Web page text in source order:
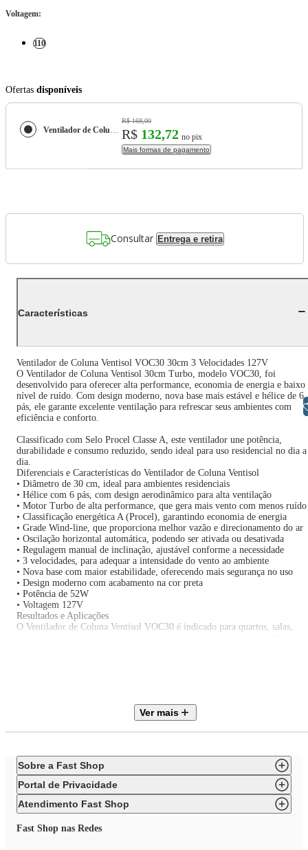
Voltagem:
110
Ofertas disponíveis
Ventilador de Coluna Ventisol 30cm Turbo 6 Pás Preto VOC30 - 127 Volts
R$ 168,00
R$ 132,72 no pix
Mais formas de pagamento
Consultar Entrega e retira
Características
Ventilador de Coluna Ventisol VOC30 30cm 3 Velocidades 127V
O Ventilador de Coluna Ventisol 30cm Turbo, modelo VOC30, foi
desenvolvido para oferecer alta performance, economia de energia e baixo
nível de ruído. Com design moderno, nova base mais estável e hélice de 6
pás, ele garante excelente ventilação para refrescar seus ambientes com
eficiência e conforto.
Classificado com Selo Procel Classe A, este ventilador une potência,
durabilidade e consumo reduzido, sendo ideal para uso residencial no dia a
dia.
Diferenciais e Características do Ventilador de Coluna Ventisol
• Diâmetro de 30 cm, ideal para ambientes residenciais
• Hélice com 6 pás, com design aerodinâmico para alta ventilação
• Motor Turbo de alta performance, que gera mais vento com menos ruído
• Classificação energética A (Procel), garantindo economia de energia
• Grade Wind-line, que proporciona melhor vazão e direcionamento do ar
• Oscilação horizontal automática, podendo ser ativada ou desativada
• Regulagem manual de inclinação, ajustável conforme a necessidade
• 3 velocidades, para adequar a intensidade do vento ao ambiente
• Nova base com maior estabilidade, oferecendo mais segurança no uso
• Design moderno com acabamento na cor preta
• Potência de 52W
• Voltagem 127V
Resultados e Aplicações
O Ventilador de Coluna Ventisol VOC30 é indicado para quartos, salas,
Invista em um ventilador potente, silencioso e econômico. O Ventisol
VOC30 127V entrega desempenho, estabilidade e eficiência para manter
Imagens meramente ilustrativas.
Ver mais
Sobre a Fast Shop
Portal de Privacidade
Atendimento Fast Shop
Fast Shop nas Redes
Libras